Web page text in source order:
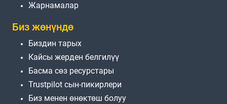
Жарнамалар
Биз жөнүндө
Биздин тарых
Кайсы жерден белгилүү
Басма сөз ресурстары
Trustpilot сын-пикирлери
Биз менен өнөктөш болуу